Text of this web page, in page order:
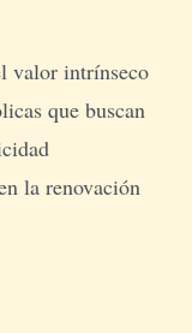
valor intrínseco
que buscan
la renovación